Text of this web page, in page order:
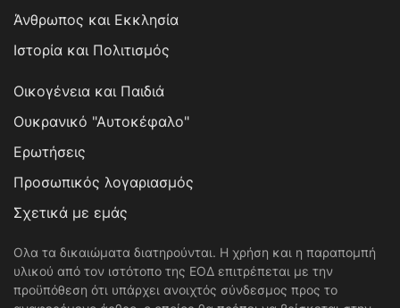
Άνθρωπος και Εκκλησία
Ιστορία και Πολιτισμός
Οικογένεια και Παιδιά
Ουκρανικό "Αυτοκέφαλο"
Ερωτήσεις
Προσωπικός λογαριασμός
Σχετικά με εμάς
Ολα τα δικαιώματα διατηρούνται. Η χρήση και η παραπομπή
υλικού από τον ιστότοπο της ΕΟΔ επιτρέπεται με την
προϋπόθεση ότι υπάρχει ανοιχτός σύνδεσμος προς το